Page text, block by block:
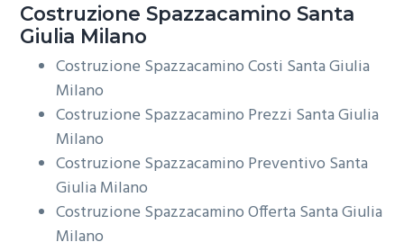
Costruzione Spazzacamino Santa
Giulia Milano
Costruzione Spazzacamino Costi Santa Giulia
Milano
Costruzione Spazzacamino Prezzi Santa Giulia
Milano
Costruzione Spazzacamino Preventivo Santa
Giulia Milano
Costruzione Spazzacamino Offerta Santa Giulia
Milano